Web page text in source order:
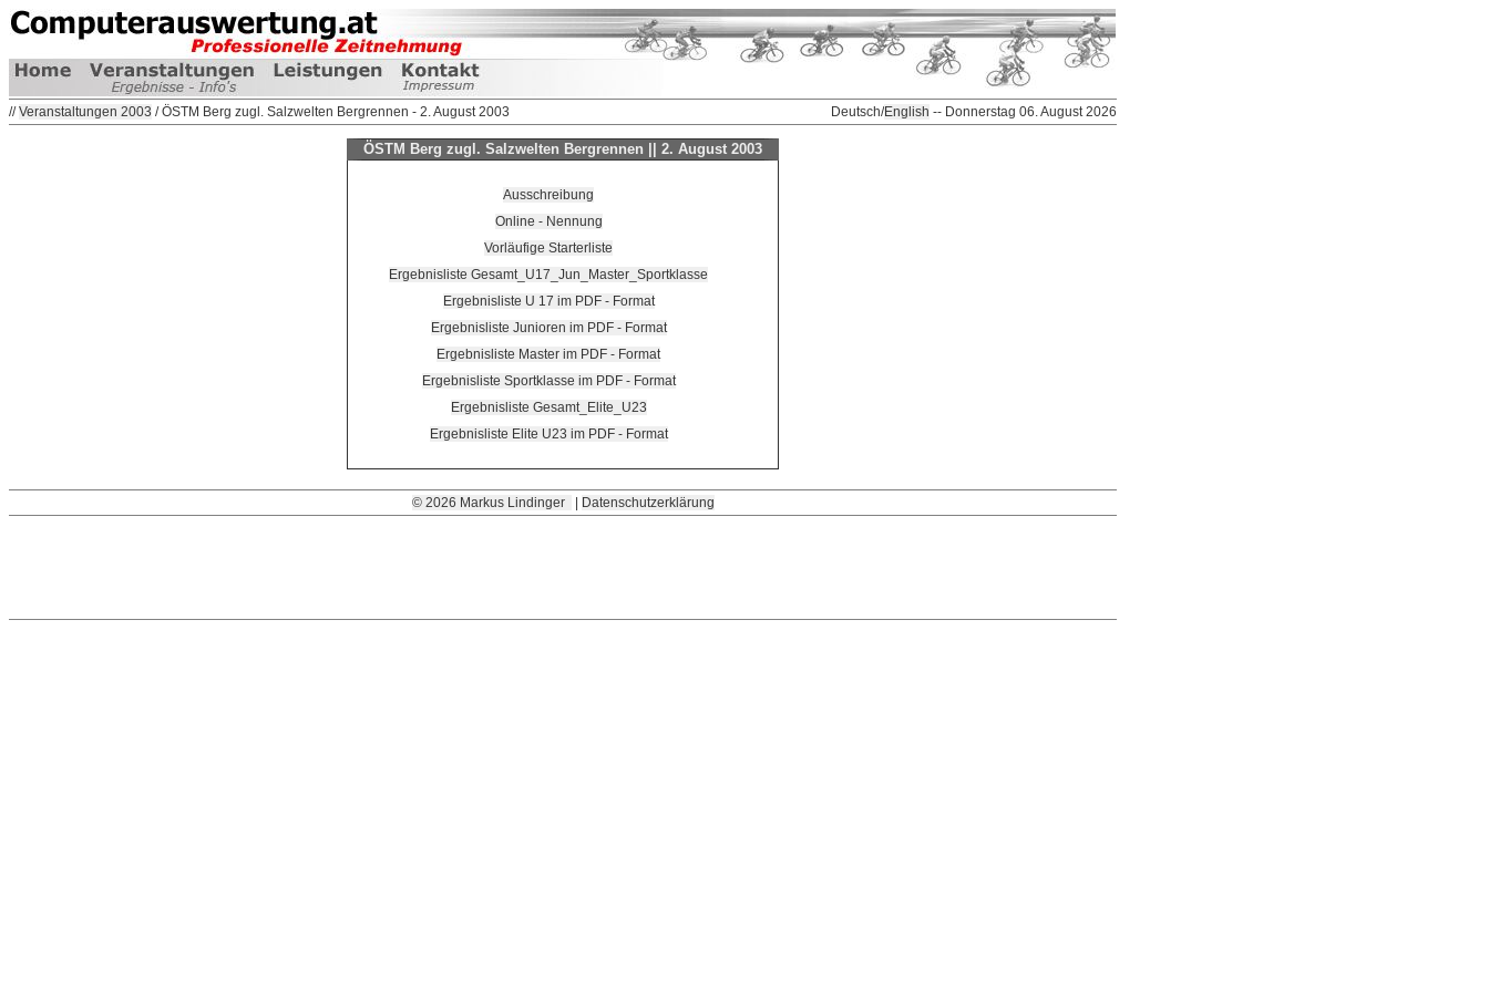
//Veranstaltungen 2003 / ÖSTM Berg zugl. Salzwelten Bergrennen - 2. August 2003 Deutsch/English -- Donnerstag 06. August 2026
ÖSTM Berg zugl. Salzwelten Bergrennen || 2. August 2003
Ausschreibung
Online - Nennung
Vorläufige Starterliste
Ergebnisliste Gesamt_U17_Jun_Master_Sportklasse
Ergebnisliste U 17 im PDF - Format
Ergebnisliste Junioren im PDF - Format
Ergebnisliste Master im PDF - Format
Ergebnisliste Sportklasse im PDF - Format
Ergebnisliste Gesamt_Elite_U23
Ergebnisliste Elite U23 im PDF - Format
© 2026 Markus Lindinger Datenschutzerklärung